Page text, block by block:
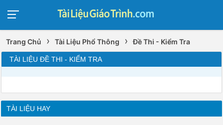
Trang Chủ › Tài Liệu Phổ Thông › Đề Thi - Kiểm Tra
TÀI LIỆU ĐỀ THI - KIỂM TRA
TÀI LIỆU HAY